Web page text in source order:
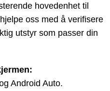
hovedenhet til
oss med å verifisere
utstyr som passer din
Android Auto.